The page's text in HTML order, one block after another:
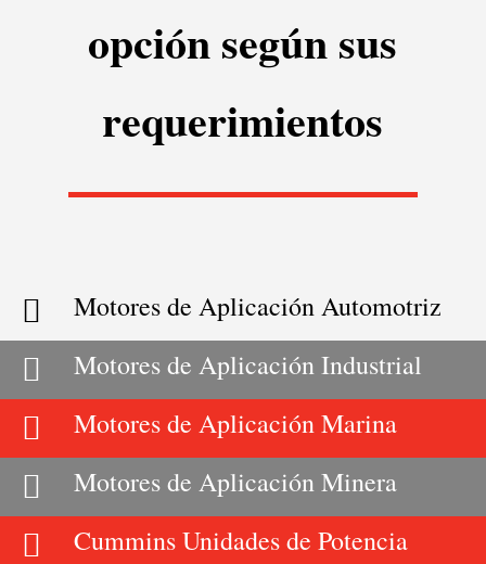
opción según sus
requerimientos
 Motores de Aplicación Automotriz
 Motores de Aplicación Industrial
 Motores de Aplicación Marina
 Motores de Aplicación Minera
 Cummins Unidades de Potencia